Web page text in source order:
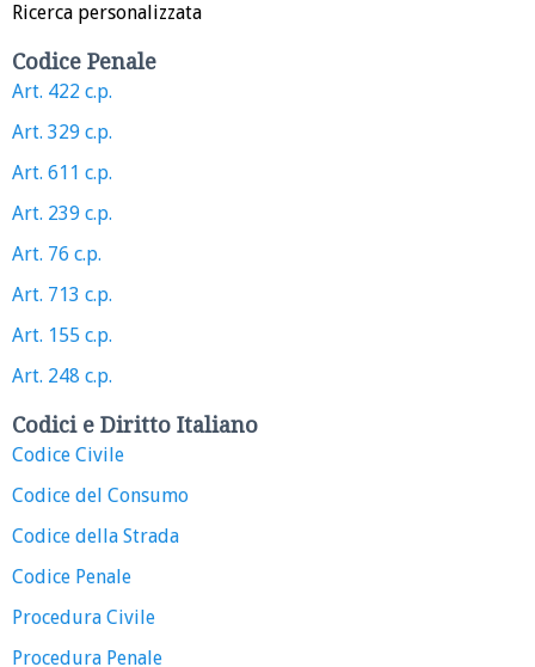
Ricerca personalizzata
Codice Penale
Art. 422 c.p.
Art. 329 c.p.
Art. 611 c.p.
Art. 239 c.p.
Art. 76 c.p.
Art. 713 c.p.
Art. 155 c.p.
Art. 248 c.p.
Codici e Diritto Italiano
Codice Civile
Codice del Consumo
Codice della Strada
Codice Penale
Procedura Civile
Procedura Penale